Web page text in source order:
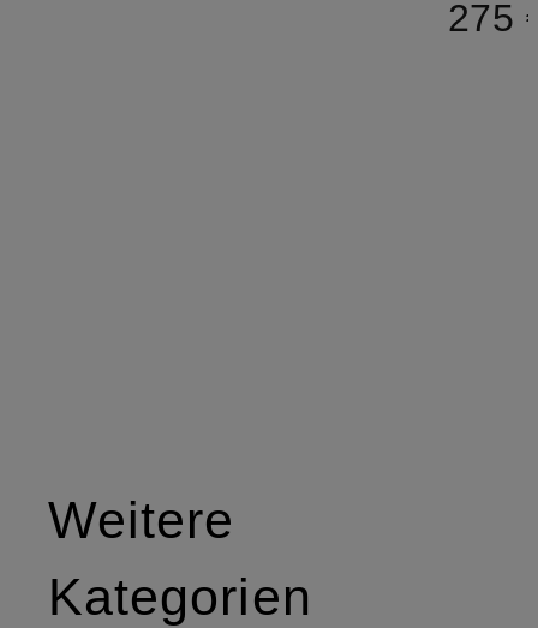
275
Weitere
Kategorien